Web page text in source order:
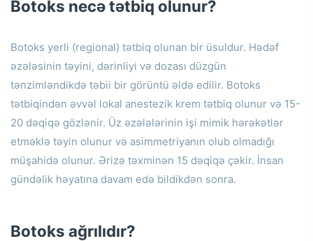
Botoks necə tətbiq olunur?
Botoks yerli (regional) tətbiq olunan bir üsuldur. Hədəf
əzələsinin təyini, dərinliyi və dozası düzgün
tənzimləndikdə təbii bir görüntü əldə edilir. Botoks
tətbiqindən əvvəl lokal anestezik krem ​​tətbiq olunur və 15-
20 dəqiqə gözlənir. Üz əzələlərinin işi mimik hərəkətlər
etməklə təyin olunur və asimmetriyanın olub olmadığı
müşahidə olunur. Ərizə təxminən 15 dəqiqə çəkir. İnsan
gündəlik həyatına davam edə bildikdən sonra.
Botoks ağrılıdır?